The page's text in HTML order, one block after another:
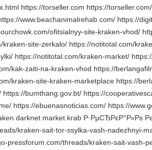
https://torseller.com https://
www.beachanimalrehab.com/ https://
ofitsialnyy-site-kraken-vhod/
kraken-site-zerkalo/ https://notitotal.com/
https://notitotal.com/kraken-market/
kak-zaiti-na-kraken-vhod https://
kraken-site-kraken-marketplace https://
https://bumthang.gov.bt/ https://
https://ebuenasnoticias.com/ https://
darknet market krab
kraken-sait-tor-ssylka-vash-nadezhnyi-
pressforum.com/threads/kraken-sait-